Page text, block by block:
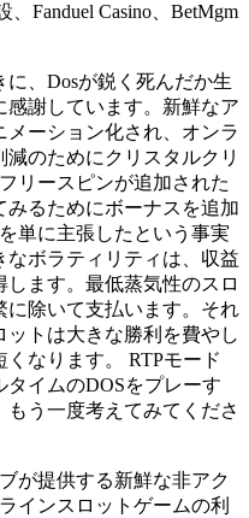
Fanduel Casino、BetMgm
、Dosが鋭く死んだか生
感謝しています。新鮮なア
ーション化され、オンラ
のためにクリスタルクリ
リースピンが追加された
るためにボーナスを追加
単に主張したという事実
ボラティリティは、収益
ます。最低蒸気性のスロ
に除いて支払います。それ
トは大きな勝利を費やし
なります。 RTPモード
イムのDOSをプレーす
う一度考えてみてくださ
が提供する新鮮な非アク
インスロットゲームの利